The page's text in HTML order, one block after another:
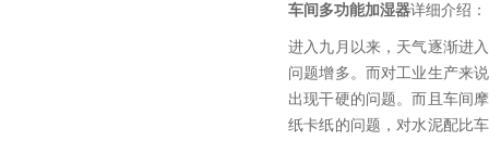
车间多功能加湿器详细介绍：
进入九月以来，天气逐渐进
问题增多。而对工业生产来
出现干硬的问题。而且车间
纸卡纸的问题，对水泥配比